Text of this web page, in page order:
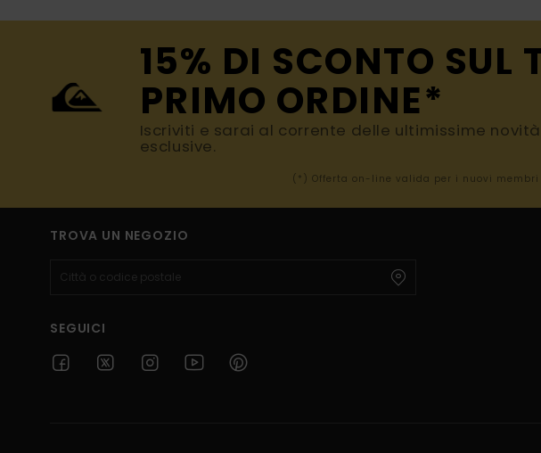
15% DI SCONTO SUL
PRIMO ORDINE*
Iscriviti e sarai al corrente delle ultimissime
esclusive.
(*) Offerta on-line valida per i nuovi
TROVA UN NEGOZIO
SEGUICI